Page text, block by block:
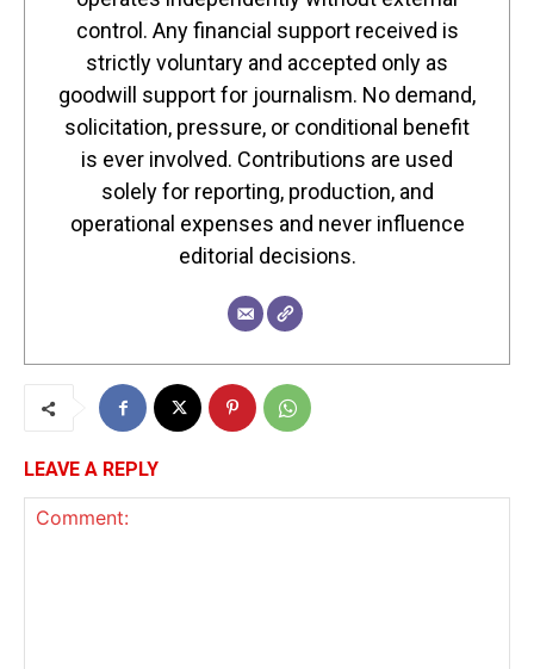
control. Any financial support received is
strictly voluntary and accepted only as
goodwill support for journalism. No demand,
solicitation, pressure, or conditional benefit
is ever involved. Contributions are used
solely for reporting, production, and
operational expenses and never influence
editorial decisions.
LEAVE A REPLY